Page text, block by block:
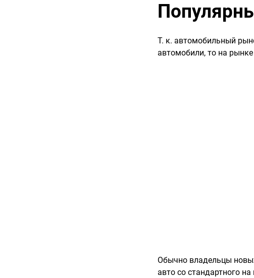
Т. к. автомобильный
автомобили, то на
Обычно владельцы
авто со стандартного